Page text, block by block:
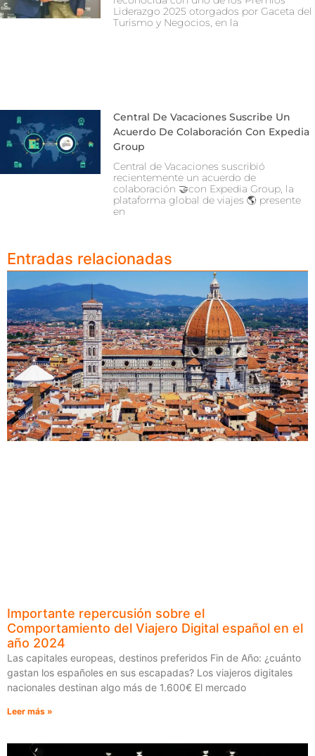
Liderazgo 2025 otorgados por Gaceta del
Turismo y Negocios, en la
Central De Vacaciones Suscribe Un
Acuerdo De Colaboración Con Expedia
Group
Central de Vacaciones suscribió
recientemente un acuerdo de
colaboración 🤝con Expedia Group, la
plataforma global de viajes 🌎 presente
en
Entradas relacionadas
Importante repercusión sobre el
Comportamiento del Viajero Digital español en el
año 2024
Las capitales europeas, destinos preferidos Fin de Año: ¿cuánto
gastan los españoles en sus escapadas? Los viajeros digitales
nacionales destinan algo más de 1.600€ El mercado
Leer más »